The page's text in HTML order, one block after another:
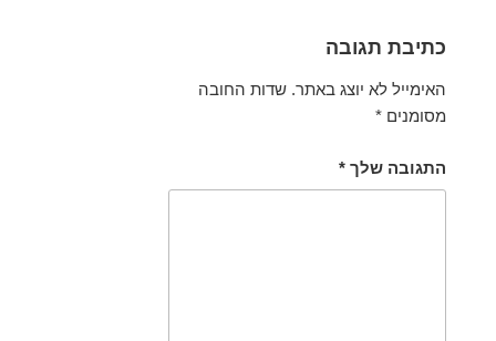
כתיבת תגובה
האימייל לא יוצג באתר. שדות החובה
מסומנים *
התגובה שלך *